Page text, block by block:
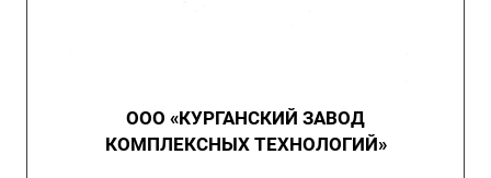
ООО «КУРГАНСКИЙ ЗАВОД
КОМПЛЕКСНЫХ ТЕХНОЛОГИЙ»